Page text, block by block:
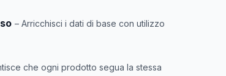
– Arricchisci i dati di base con utilizzo
che ogni prodotto segua la stessa